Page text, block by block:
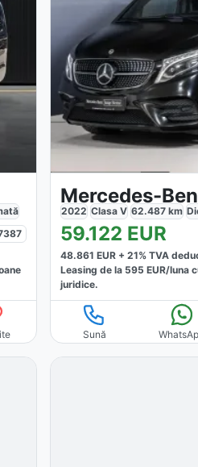
2022 Clasa V 62.487km
59.122 EUR
48.861 EUR + 21% TVA
Leasing de la 595 EUR/luna
juridice.
Sună